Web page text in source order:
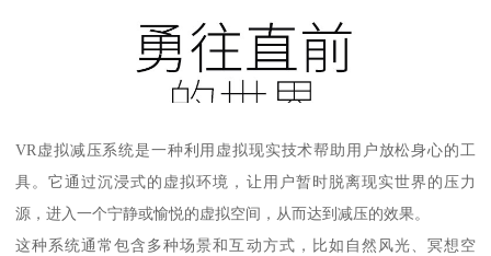
VR虚拟减压系统是一种利用虚拟现实技术帮助用户放松身心的工
具。它通过沉浸式的虚拟环境，让用户暂时脱离现实世界的压力
源，进入一个宁静或愉悦的虚拟空间，从而达到减压的效果。
这种系统通常包含多种场景和互动方式，比如自然风光、冥想空